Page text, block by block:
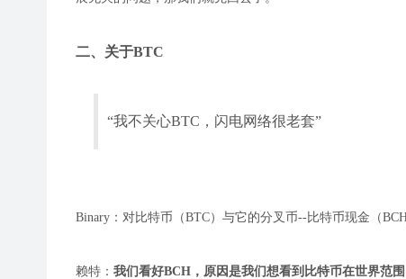
二、关于BTC
“我不关心BTC，闪电网络很老套”
Binary：对比特币（BTC）与它的分叉币--比特币现金（
赖特： 我们看好BCH，原因是我们想看到比特币在世界范围